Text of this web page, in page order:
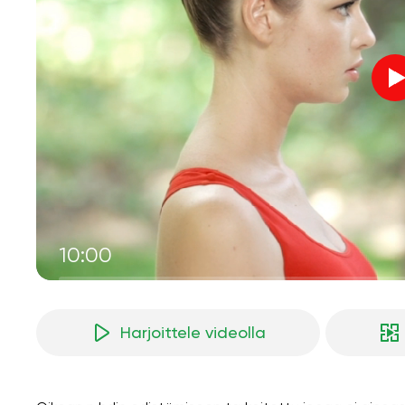
10:00
Harjoittele videolla